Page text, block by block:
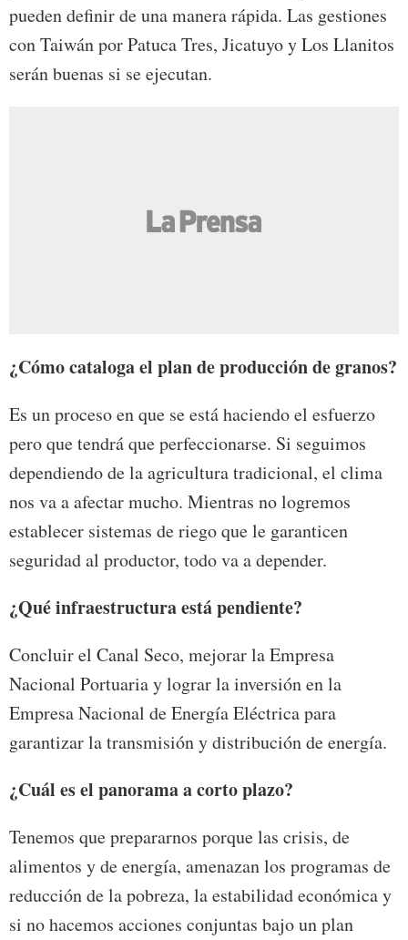
pueden definir de una manera rápida. Las gestiones
con Taiwán por Patuca Tres, Jicatuyo y Los Llanitos
serán buenas si se ejecutan.
¿Cómo cataloga el plan de producción de granos?
Es un proceso en que se está haciendo el esfuerzo
pero que tendrá que perfeccionarse. Si seguimos
dependiendo de la agricultura tradicional, el clima
nos va a afectar mucho. Mientras no logremos
establecer sistemas de riego que le garanticen
seguridad al productor, todo va a depender.
¿Qué infraestructura está pendiente?
Concluir el Canal Seco, mejorar la Empresa
Nacional Portuaria y lograr la inversión en la
Empresa Nacional de Energía Eléctrica para
garantizar la transmisión y distribución de energía.
¿Cuál es el panorama a corto plazo?
Tenemos que prepararnos porque las crisis, de
alimentos y de energía, amenazan los programas de
reducción de la pobreza, la estabilidad económica y
si no hacemos acciones conjuntas bajo un plan